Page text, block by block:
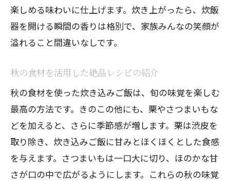
楽しめる味わいに仕上げます。炊き上がったら、炊飯
器を開ける瞬間の香りは格別で、家族みんなの笑顔が
溢れること間違いなしです。
秋の食材を活用した絶品レシピの紹介
秋の食材を使った炊き込みご飯は、旬の味覚を楽しむ
最高の方法です。きのこの他にも、栗やさつまいもな
どを加えると、さらに季節感が増します。栗は渋皮を
取り除き、炊き込みご飯に甘みとほくほくとした食感
を与えます。さつまいもは一口大に切り、ほのかな甘
さが口の中で広がるようにします。これらの秋の味覚